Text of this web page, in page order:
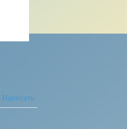
Написать